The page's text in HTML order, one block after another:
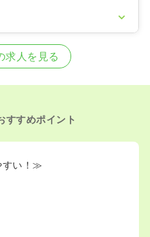
止
求人を見る
すすめポイント
すい！≫